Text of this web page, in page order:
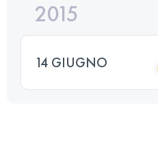
2015
14 GIUGNO